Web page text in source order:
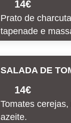
14€
Prato de
tapenade e
SALADA DE
14€
Tomates
azeite.